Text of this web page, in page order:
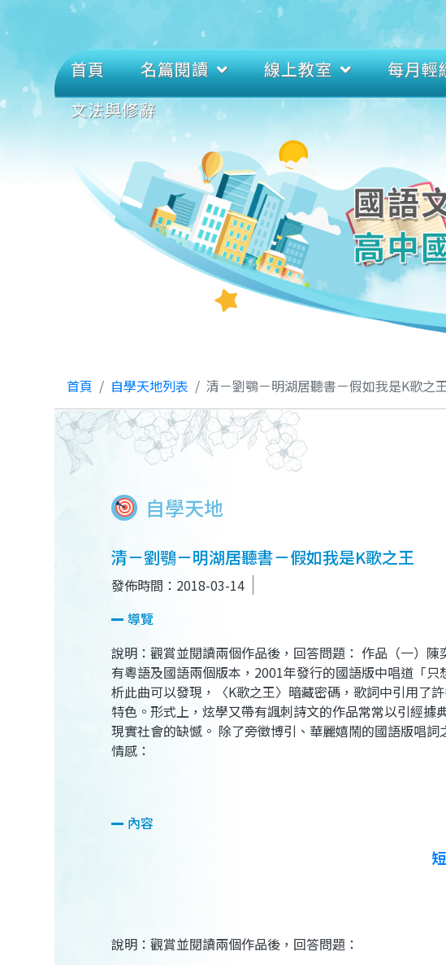
首頁 名篇閱讀 線上教室 每月輕
文法與修辭
首頁 自學天地列表 清－劉鶚－明湖居聽書－假如我是K歌之王
自學天地
清－劉鶚－明湖居聽書－假如我是K歌之王
發佈時間：2018-03-14
導覽
說明：觀賞並閱讀兩個作品後，回答問題： 作品（一）
有粵語及國語兩個版本，2001年發行的國語版中唱道「
析此曲可以發現，〈K歌之王〉暗藏密碼，歌詞中引用了
特色。形式上，炫學又帶有諷刺詩文的作品常常以引經
現實社會的缺憾。 除了旁徵博引、華麗嬉鬧的國語版唱
情感：
內容
說明：觀賞並閱讀兩個作品後，回答問題：